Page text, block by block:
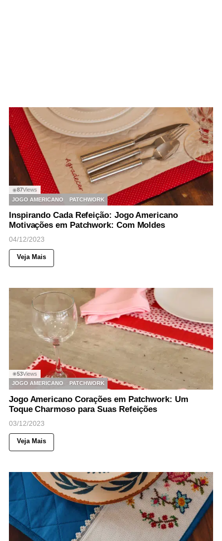
◉87Views
JOGO AMERICANO
PATCHWORK
Inspirando Cada Refeição: Jogo Americano
Motivações em Patchwork: Com Moldes
04/12/2023
Veja Mais
◉53Views
JOGO AMERICANO
PATCHWORK
Jogo Americano Corações em Patchwork: Um
Toque Charmoso para Suas Refeições
03/12/2023
Veja Mais